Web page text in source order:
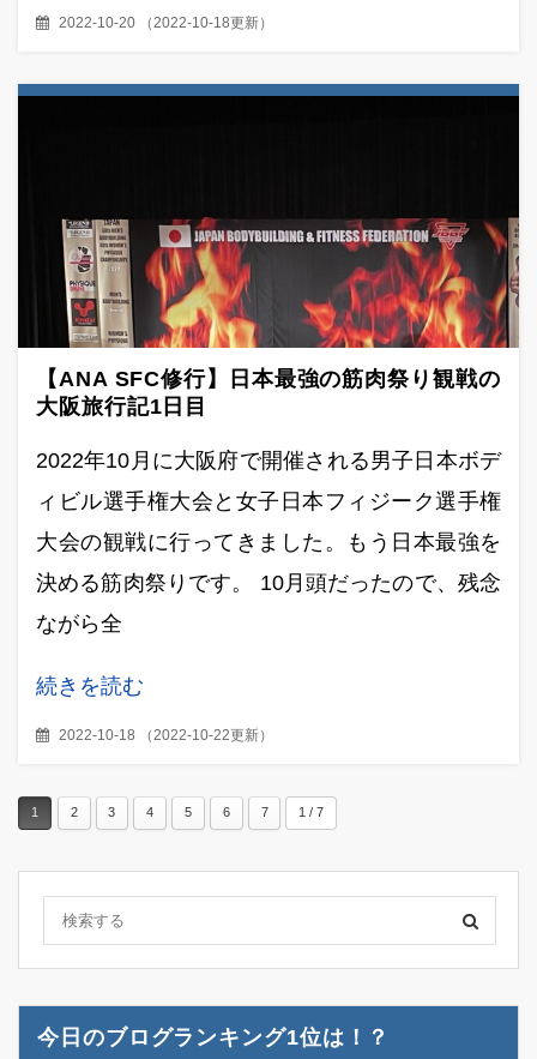
2022-10-20 （ 2022-10-18更新）
【ANA SFC修行】日本最強の筋肉祭り観戦の
大阪旅行記1日目
2022年10月に大阪府で開催される男子日本ボデ
ィビル選手権大会と女子日本フィジーク選手権
大会の観戦に行ってきました。もう日本最強を
決める筋肉祭りです。 10月頭だったので、残念
ながら全
続きを読む
2022-10-18 （ 2022-10-22更新）
1 2 3 4 5 6 7 1 / 7
今日のブログランキング1位は！？